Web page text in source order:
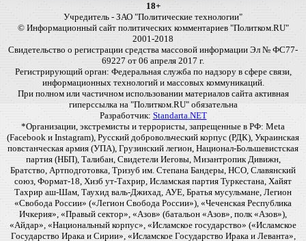
18+
Учредитель - ЗАО "Политические технологии"
© Информационный сайт политических комментариев "Политком.RU"
2001-2018
Свидетельство о регистрации средства массовой информации Эл № ФС77-
69227 от 06 апреля 2017 г.
Регистрирующий орган: Федеральная служба по надзору в сфере связи,
информационных технологий и массовых коммуникаций.
При полном или частичном использовании материалов сайта активная
гиперссылка на "Политком.RU" обязательна
Разработчик: Standarta.NET
*Организации, экстремисты и террористы, запрещенные в РФ: Meta
(Facebook и Instagram), Русский добровольческий корпус (РДК), Украинская
повстанческая армия (УПА), Грузинский легион, Национал-Большевистская
партия (НБП), Талибан, Свидетели Иеговы, Мизантропик Дивижн,
Братство, Артподготовка, Тризуб им. Степана Бандеры, НСО, Славянский
союз, Формат-18, Хизб ут-Тахрир, Исламская партия Туркестана, Хайят
Тахрир аш-Шам, Таухид валь-Джихад, АУЕ, Братья мусульмане, Легион
«Свобода России» («Легион Свобода России»), «Чеченская Республика
Ичкерия», «Правый сектор», «Азов» (батальон «Азов», полк «Азов»),
«Айдар», «Национальный корпус», «Исламское государство» («Исламское
Государство Ирака и Сирии», «Исламское Государство Ирака и Леванта»,